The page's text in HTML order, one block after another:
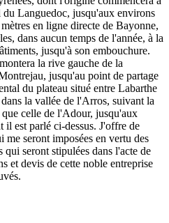
Languedoc, jusqu'aux environs
en ligne directe de Bayonne,
dans aucun temps de l'année, à la
jusqu'à son embouchure.
la rive gauche de la
jusqu'au point de partage
du plateau situé entre Labarthe
la vallée de l'Arros, suivant la
celle de l'Adour, jusqu'aux
est parlé ci-dessus. J'offre de
seront imposées en vertu des
seront stipulées dans l'acte de
et devis de cette noble entreprise